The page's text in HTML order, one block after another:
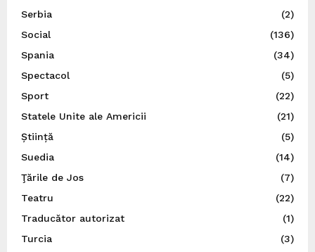
Serbia
(2)
Social
(136)
Spania
(34)
Spectacol
(5)
Sport
(22)
Statele Unite ale Americii
(21)
Știință
(5)
Suedia
(14)
Ţările de Jos
(7)
Teatru
(22)
Traducător autorizat
(1)
Turcia
(3)